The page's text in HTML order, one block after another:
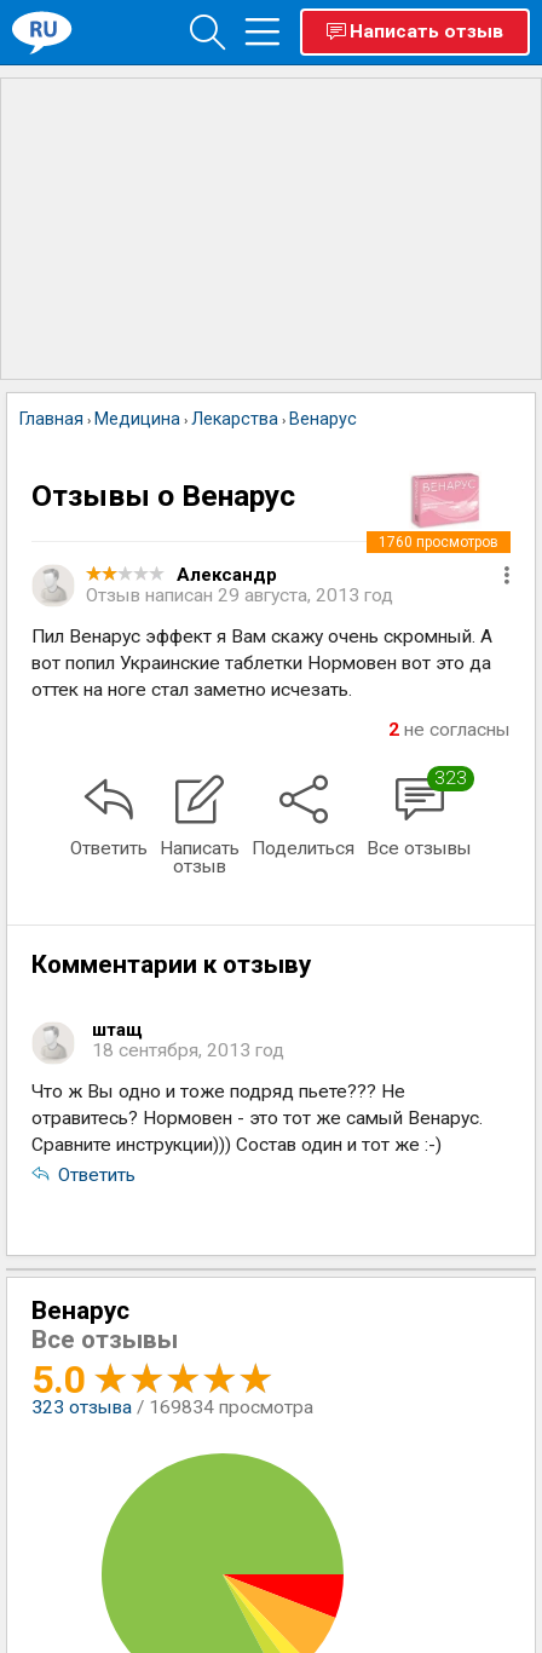
Написать отзыв
Главная › Медицина › Лекарства › Венарус
Отзывы о Венарус
Александр
Отзыв написан 29 августа, 2013 год
1760 просмотров
Пил Венарус эффект я Вам скажу очень скромный. А
вот попил Украинские таблетки Нормовен вот это да
оттек на ноге стал заметно исчезать.
2 не согласны
Ответить
Написать
отзыв
Поделиться
323
Все отзывы
Комментарии к отзыву
штащ
18 сентября, 2013 год
Что ж Вы одно и тоже подряд пьете??? Не
отравитесь? Нормовен - это тот же самый Венарус.
Сравните инструкции))) Состав один и тот же :-)
Ответить
Венарус
Все отзывы
5.0
323 отзыва / 169834 просмотра